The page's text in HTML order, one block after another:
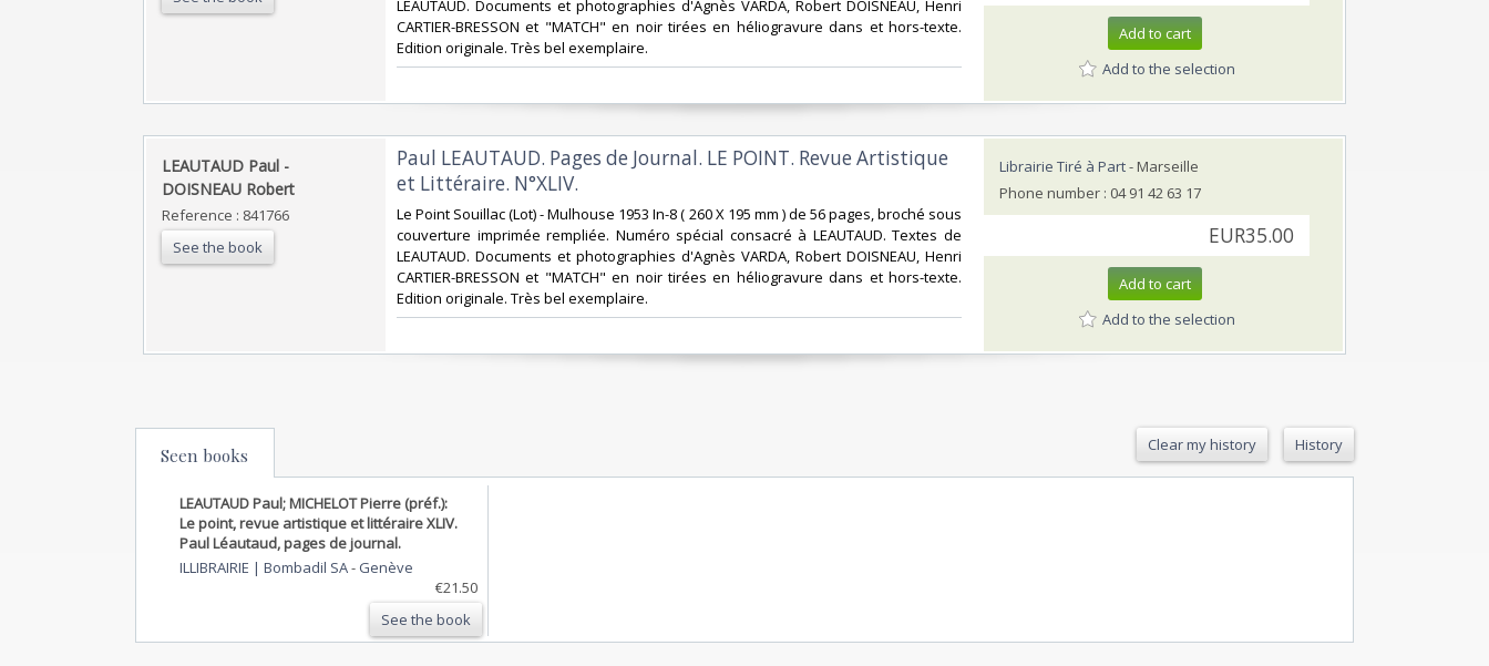
LEAUTAUD. Documents et photographies d'Agnès VARDA, Robert DOISNEAU, Henri
CARTIER-BRESSON et "MATCH" en noir tirées en héliogravure dans et hors-texte.
Edition originale. Très bel exemplaire.‎
Add to cart
Add to the selection
‎LEAUTAUD Paul -
DOISNEAU Robert‎
Reference : 841766
See the book
‎Paul LEAUTAUD. Pages de Journal. LE POINT. Revue Artistique
et Littéraire. N°XLIV.‎
‎Le Point Souillac (Lot) - Mulhouse 1953 In-8 ( 260 X 195 mm ) de 56 pages, broché sous
couverture imprimée rempliée. Numéro spécial consacré à LEAUTAUD. Textes de
LEAUTAUD. Documents et photographies d'Agnès VARDA, Robert DOISNEAU, Henri
CARTIER-BRESSON et "MATCH" en noir tirées en héliogravure dans et hors-texte.
Edition originale. Très bel exemplaire.‎
Librairie Tiré à Part- Marseille
Phone number : 04 91 42 63 17
EUR35.00
Add to cart
Add to the selection
Seen books Clear my history History
LEAUTAUD Paul; MICHELOT Pierre (préf.):
Le point, revue artistique et littéraire XLIV.
Paul Léautaud, pages de journal.
ILLIBRAIRIE | Bombadil SA- Genève
€21.50
See the book